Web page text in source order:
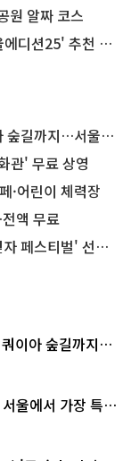
원 알짜 코스
션25' 추천 코스
서울둘레길 15코스
관' 무료 상영
·어린이 체력장
액 무료
벌' 선착순 5천명
이아 숲길까지…
울에서 가장 특별